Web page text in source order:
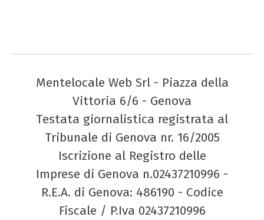
Mentelocale Web Srl - Piazza della
Vittoria 6/6 - Genova
Testata giornalistica registrata al
Tribunale di Genova nr. 16/2005
Iscrizione al Registro delle
Imprese di Genova n.02437210996 -
R.E.A. di Genova: 486190 - Codice
Fiscale / P.Iva 02437210996